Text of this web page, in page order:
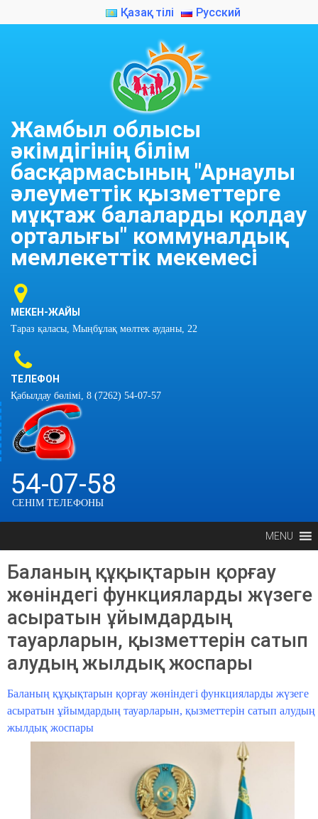
Қазақ тілі Русский
Жамбыл облысы
әкімдігінің білім
басқармасының "Арнаулы
әлеуметтік қызметтерге
мұқтаж балаларды қолдау
орталығы" коммуналдық
мемлекеттік мекемесі
МЕКЕН-ЖАЙЫ
Тараз қаласы, Мыңбұлақ мөлтек ауданы, 22
ТЕЛЕФОН
Қабылдау бөлімі, 8 (7262) 54-07-57
54-07-58
СЕНІМ ТЕЛЕФОНЫ
MENU
Баланың құқықтарын қорғау
жөніндегі функцияларды жүзеге
асыратын ұйымдардың
тауарларын, қызметтерін сатып
алудың жылдық жоспары
Баланың құқықтарын қорғау жөніндегі функцияларды жүзеге
асыратын ұйымдардың тауарларын, қызметтерін сатып алудың
жылдық жоспары